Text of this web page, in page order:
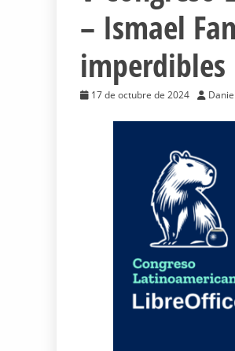
– Ismael
imperdibles
17 de octubre de 2024